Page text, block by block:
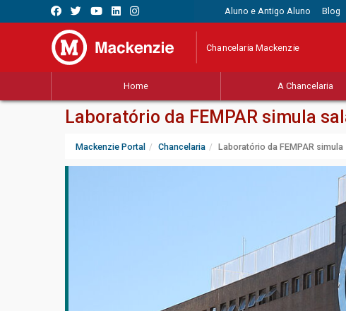
Aluno e Antigo Aluno Blog
Chancelaria Mackenzie
Home A Chancelaria
Laboratório da FEMPAR simula
Mackenzie Portal Chancelaria Laboratório da FEMPAR